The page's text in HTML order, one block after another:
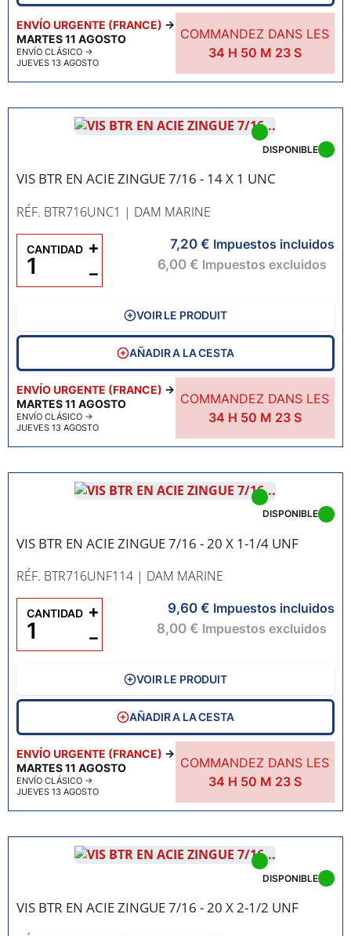
ENVÍO URGENTE (FRANCE) →
MARTES 11 AGOSTO
ENVÍO CLÁSICO →
JUEVES 13 AGOSTO
COMMANDEZ DANS LES
34 H 50 M 22S
VIS BTR EN ACIE ZINGUE 7/16 - 14 X 1 UNC
RÉF. BTR716UNC1 | DAM MARINE
ENVÍO URGENTE (FRANCE) →
MARTES 11 AGOSTO
ENVÍO CLÁSICO →
JUEVES 13 AGOSTO
COMMANDEZ DANS LES
34 H 50 M 22S
DISPONIBLE
7,20 € Impuestos incluidos
6,00 € Impuestos excluidos
CANTIDAD
−
+
VOIR LE PRODUIT
AÑADIR A LA CESTA
VIS BTR EN ACIE ZINGUE 7/16 - 20 X 1-1/4 UNF
RÉF. BTR716UNF114 | DAM MARINE
ENVÍO URGENTE (FRANCE) →
MARTES 11 AGOSTO
ENVÍO CLÁSICO →
JUEVES 13 AGOSTO
COMMANDEZ DANS LES
34 H 50 M 22S
DISPONIBLE
9,60 € Impuestos incluidos
8,00 € Impuestos excluidos
CANTIDAD
−
+
VOIR LE PRODUIT
AÑADIR A LA CESTA
VIS BTR EN ACIE ZINGUE 7/16 - 20 X 2-1/2 UNF
DISPONIBLE